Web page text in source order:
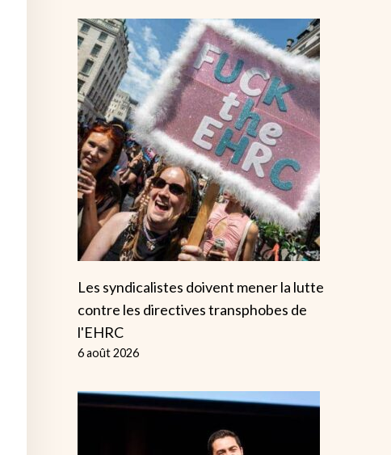
Les syndicalistes doivent mener la lutte
contre les directives transphobes de
l'EHRC
6 août 2026